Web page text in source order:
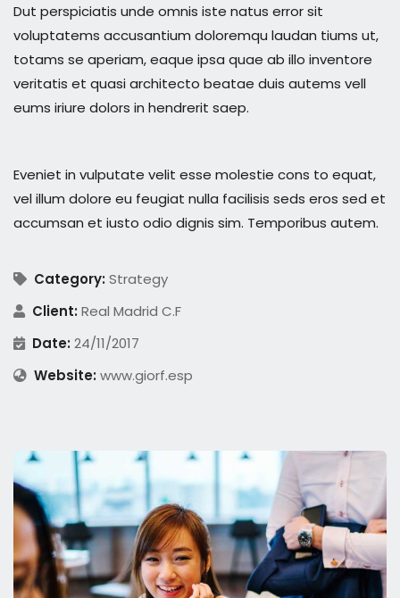
Dut perspiciatis unde omnis iste natus error sit
voluptatems accusantium doloremqu laudan tiums ut,
totams se aperiam, eaque ipsa quae ab illo inventore
veritatis et quasi architecto beatae duis autems vell
eums iriure dolors in hendrerit saep.
Eveniet in vulputate velit esse molestie cons to equat,
vel illum dolore eu feugiat nulla facilisis seds eros sed et
accumsan et iusto odio dignis sim. Temporibus autem.
Category: Strategy
Client: Real Madrid C.F
Date: 24/11/2017
Website: www.giorf.esp